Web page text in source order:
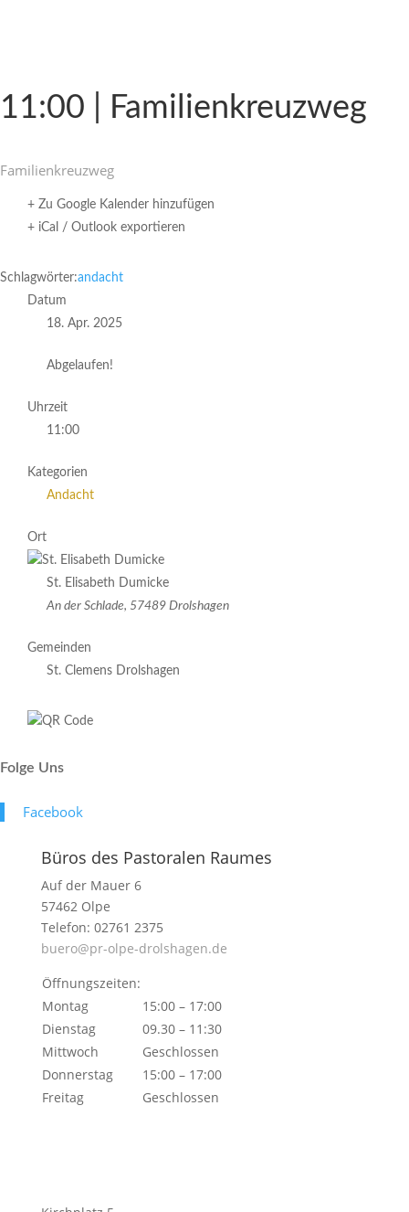
11:00 | Familienkreuzweg
Fami­li­en­kreuzweg
+ Zu Google Kalender hinzufügen
+ iCal / Outlook exportieren
Schlagwörter:andacht
Datum
18. Apr. 2025
Abgelaufen!
Uhrzeit
11:00
Kategorien
Andacht
Ort
St. Elisabeth Dumicke
An der Schlade, 57489 Drolshagen
Gemeinden
St. Clemens Drolshagen
Folge Uns
Face­book
Büros des Pastoralen Raumes
Auf der Mauer 6
57462 Olpe
Telefon: 02761 2375
buero@pr-olpe-drolshagen.de
Öffnungszeiten:
Montag
15:00 – 17:00
Dienstag
09.30 – 11:30
Mittwoch
Geschlossen
Donnerstag
15:00 – 17:00
Freitag
Geschlossen